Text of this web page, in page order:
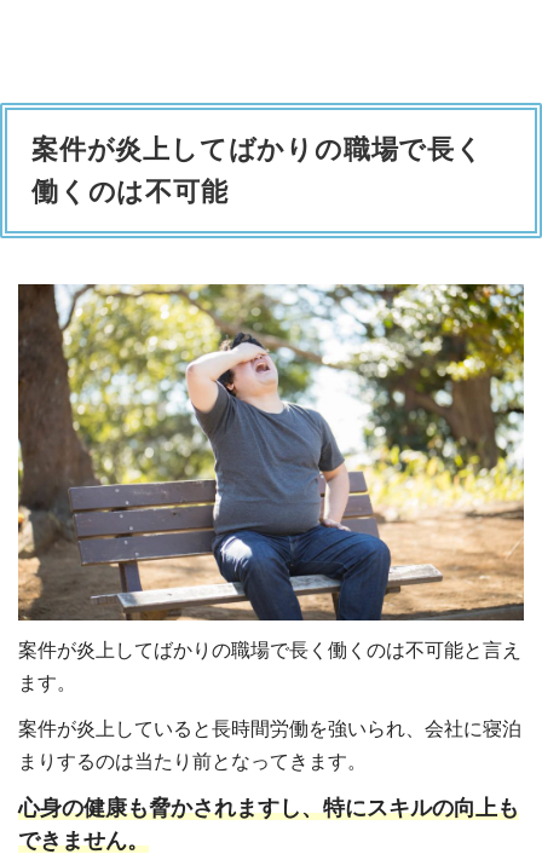
案件が炎上してばかりの職場で長く
働くのは不可能
案件が炎上してばかりの職場で長く働くのは不可能と言え
ます。
案件が炎上していると長時間労働を強いられ、会社に寝泊
まりするのは当たり前となってきます。
心身の健康も脅かされますし、特にスキルの向上も
できません。